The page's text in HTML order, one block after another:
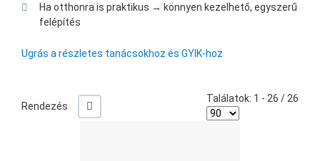
Ha otthonra is praktikus → könnyen kezelhető, egyszerű
felépítés
Ugrás a részletes tanácsokhoz és GYIK-hoz
Rendezés +/-
Találatok: 1 - 26 / 26